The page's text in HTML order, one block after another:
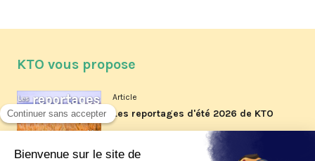
KTO vous propose
Article
Les reportages d'été 2026 de KTO